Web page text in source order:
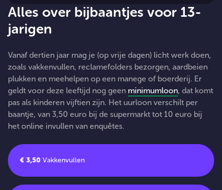
Alles over bijbaantjes voor 13-
jarigen
Vanaf dertien jaar mag je (op vrije dagen) licht werk doen,
zoals vakkenvullen, reclamefolders bezorgen, aardbeien
plukken en meehelpen op een manege of boerderij. Er
geldt voor deze leeftijd nog geen minimumloon, dat komt
pas als kinderen vijftien zijn. Het uurloon verschilt per
baantje, van 3,50 euro bij de supermarkt tot 10 euro bij
het online invullen van enquêtes.
€ 3,50 Vakkenvullen